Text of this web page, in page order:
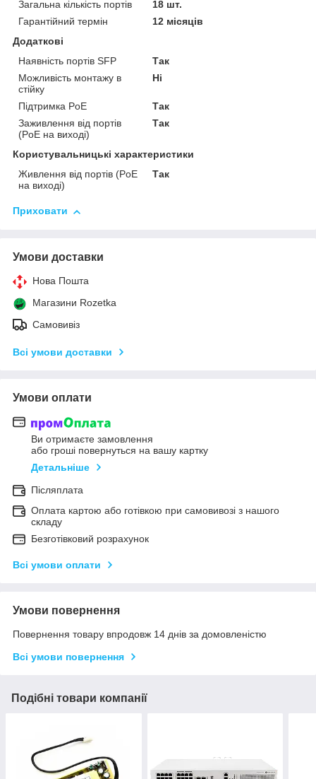
Загальна кількість портів
18 шт.
Гарантійний термін
12 місяців
Додаткові
Наявність портів SFP
Так
Можливість монтажу в
стійку
Ні
Підтримка PoE
Так
Заживлення від портів
(PoE на виході)
Так
Користувальницькі характеристики
Живлення від портів (PoE
на виході)
Так
Приховати
Умови доставки
Нова Пошта
Магазини Rozetka
Самовивіз
Всі умови доставки
Умови оплати
Ви отримаєте замовлення
або гроші повернуться на вашу картку
Детальніше
Післяплата
Оплата картою або готівкою при самовивозі з нашого
складу
Безготівковий розрахунок
Всі умови оплати
Умови повернення
Повернення товару впродовж 14 днів за домовленістю
Всі умови повернення
Подібні товари компанії